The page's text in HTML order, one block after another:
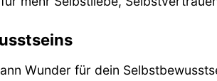
Wunder für dein